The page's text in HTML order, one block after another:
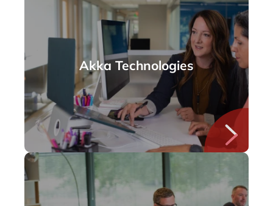
Akka Technologies